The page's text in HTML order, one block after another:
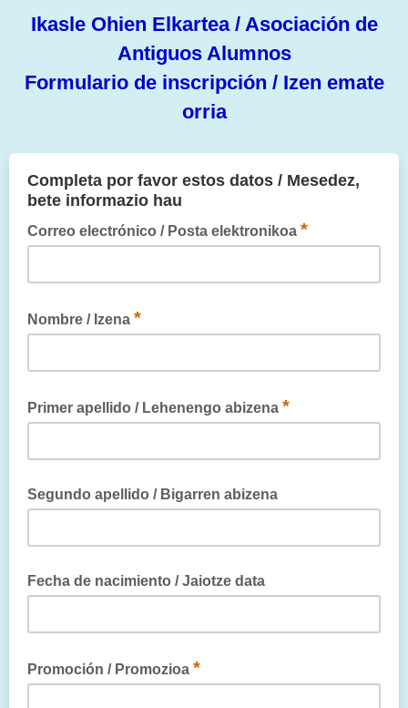
Ikasle Ohien Elkartea / Asociación de
Antiguos Alumnos
Formulario de inscripción / Izen emate
orria
Completa por favor estos datos / Mesedez,
bete informazio hau
Correo electrónico / Posta elektronikoa *
Nombre / Izena *
Primer apellido / Lehenengo abizena *
Segundo apellido / Bigarren abizena
Fecha de nacimiento / Jaiotze data
Promoción / Promozioa *